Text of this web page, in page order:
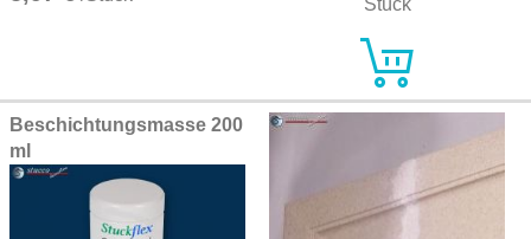
Stück
Beschichtungsmasse 200
ml